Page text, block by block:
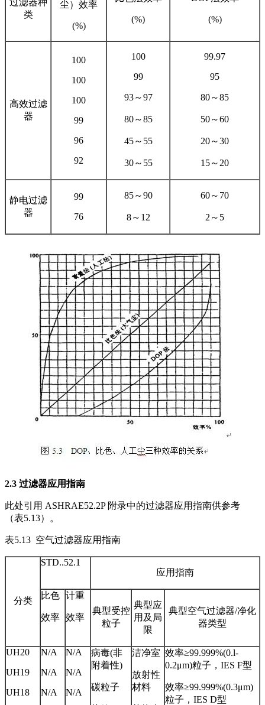
过滤器种
类
尘）效率
(%)
(%) (%)
高效过滤
器
100
100
100
99
96
92
100
99
93～97
80～85
45～55
30～55
99.97
95
80～85
50～60
20～30
15～20
静电过滤
器
99
76
85～90
8～12
60～70
2～5
2.3 过滤器应用指南
此处引用 ASHRAE52.2P 附录中的过滤器应用指南供参考
（表5.13）。
表5.13 空气过滤器应用指南
分类
STD..52.1
应用指南
比色
效率
计重
效率
典型受控
粒子
典型应
用及局
限
典型空气过滤器/净化
器类型
UH20
UH19
UH18
N/A
N/A
N/A
N/A
N/A
N/A
病毒(非
附着性)
碳粒子
洁净室
放射性
材料
效率≥99.999%(0.l-
0.2μm)粒子，IES F型
效率≥99.999%(0.3μm)
粒子，IES D型